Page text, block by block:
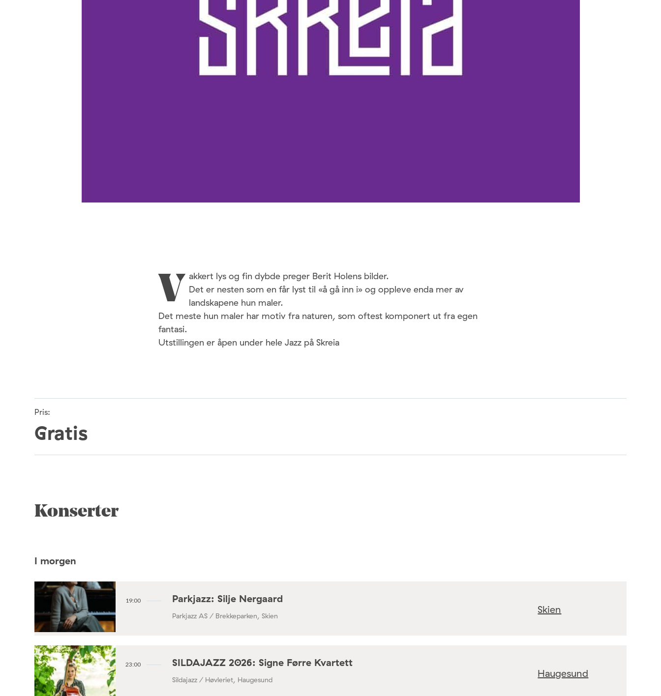
V akkert lys og fin dybde preger Berit Holens bilder.
Det er nesten som en får lyst til «å gå inn i» og oppleve enda mer av
landskapene hun maler.
Det meste hun maler har motiv fra naturen, som oftest komponert ut fra egen
fantasi.
Utstillingen er åpen under hele Jazz på Skreia
Pris:
Gratis
Konserter
I morgen
19:00 Parkjazz: Silje Nergaard
Parkjazz AS / Brekkeparken, Skien
Skien
23:00 SILDAJAZZ 2026: Signe Førre Kvartett
Sildajazz / Høvleriet, Haugesund
Haugesund